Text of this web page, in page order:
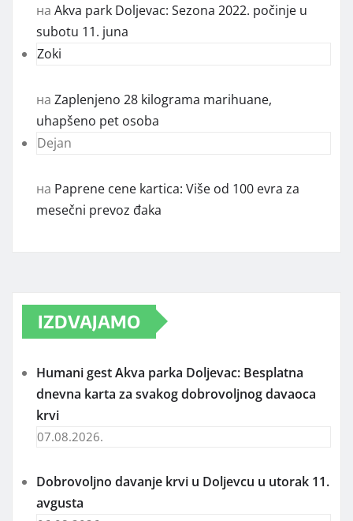
на Akva park Doljevac: Sezona 2022. počinje u
subotu 11. juna
Zoki
на Zaplenjeno 28 kilograma marihuane,
uhapšeno pet osoba
Dejan
на Paprene cene kartica: Više od 100 evra za
mesečni prevoz đaka
IZDVAJAMO
Humani gest Akva parka Doljevac: Besplatna
dnevna karta za svakog dobrovoljnog davaoca
krvi
07.08.2026.
Dobrovoljno davanje krvi u Doljevcu u utorak 11.
avgusta